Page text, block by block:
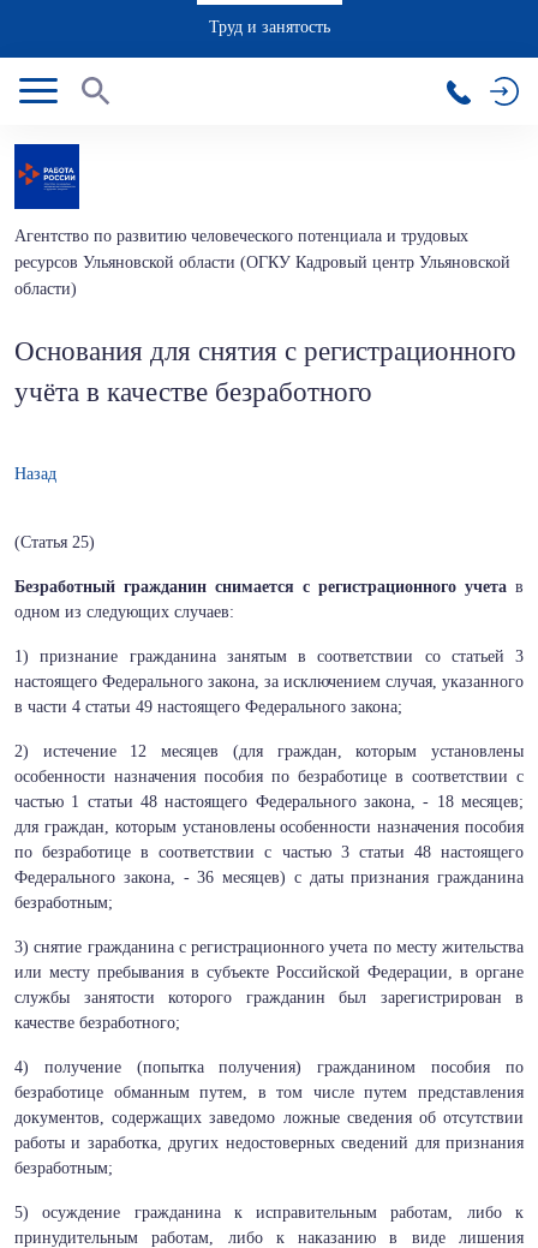
Труд и занятость
Агентство по развитию человеческого потенциала и трудовых
ресурсов Ульяновской области (ОГКУ Кадровый центр Ульяновской
области)
Основания для снятия с регистрационного
учёта в качестве безработного
Назад
(Статья 25)
Безработный гражданин снимается с регистрационного учета в
одном из следующих случаев:
1) признание гражданина занятым в соответствии со статьей 3
настоящего Федерального закона, за исключением случая, указанного
в части 4 статьи 49 настоящего Федерального закона;
2) истечение 12 месяцев (для граждан, которым установлены
особенности назначения пособия по безработице в соответствии с
частью 1 статьи 48 настоящего Федерального закона, - 18 месяцев;
для граждан, которым установлены особенности назначения пособия
по безработице в соответствии с частью 3 статьи 48 настоящего
Федерального закона, - 36 месяцев) с даты признания гражданина
безработным;
3) снятие гражданина с регистрационного учета по месту жительства
или месту пребывания в субъекте Российской Федерации, в органе
службы занятости которого гражданин был зарегистрирован в
качестве безработного;
4) получение (попытка получения) гражданином пособия по
безработице обманным путем, в том числе путем представления
документов, содержащих заведомо ложные сведения об отсутствии
работы и заработка, других недостоверных сведений для признания
безработным;
5) осуждение гражданина к исправительным работам, либо к
принудительным работам, либо к наказанию в виде лишения